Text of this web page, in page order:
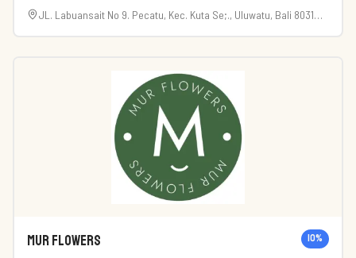
JL. Labuansait No 9. Pecatu, Kec. Kuta Se;., Uluwatu, Bali 8031
MUR FLOWERS 10%